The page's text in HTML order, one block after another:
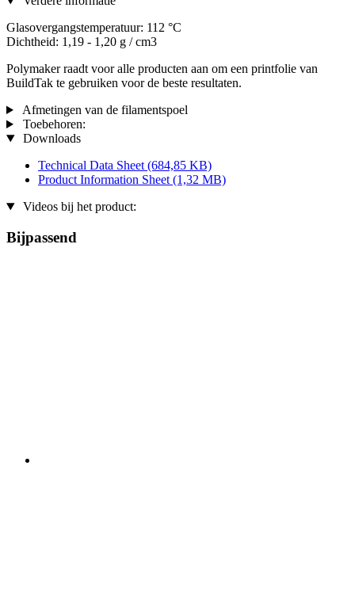
Glasovergangstemperatuur: 112 °C
Dichtheid: 1,19 - 1,20 g / cm3
Polymaker raadt voor alle producten aan om een printfolie van
BuildTak te gebruiken voor de beste resultaten.
Afmetingen van de filamentspoel
Toebehoren:
Downloads
Technical Data Sheet (684,85 KB)
Product Information Sheet (1,32 MB)
Videos bij het product:
Bijpassend